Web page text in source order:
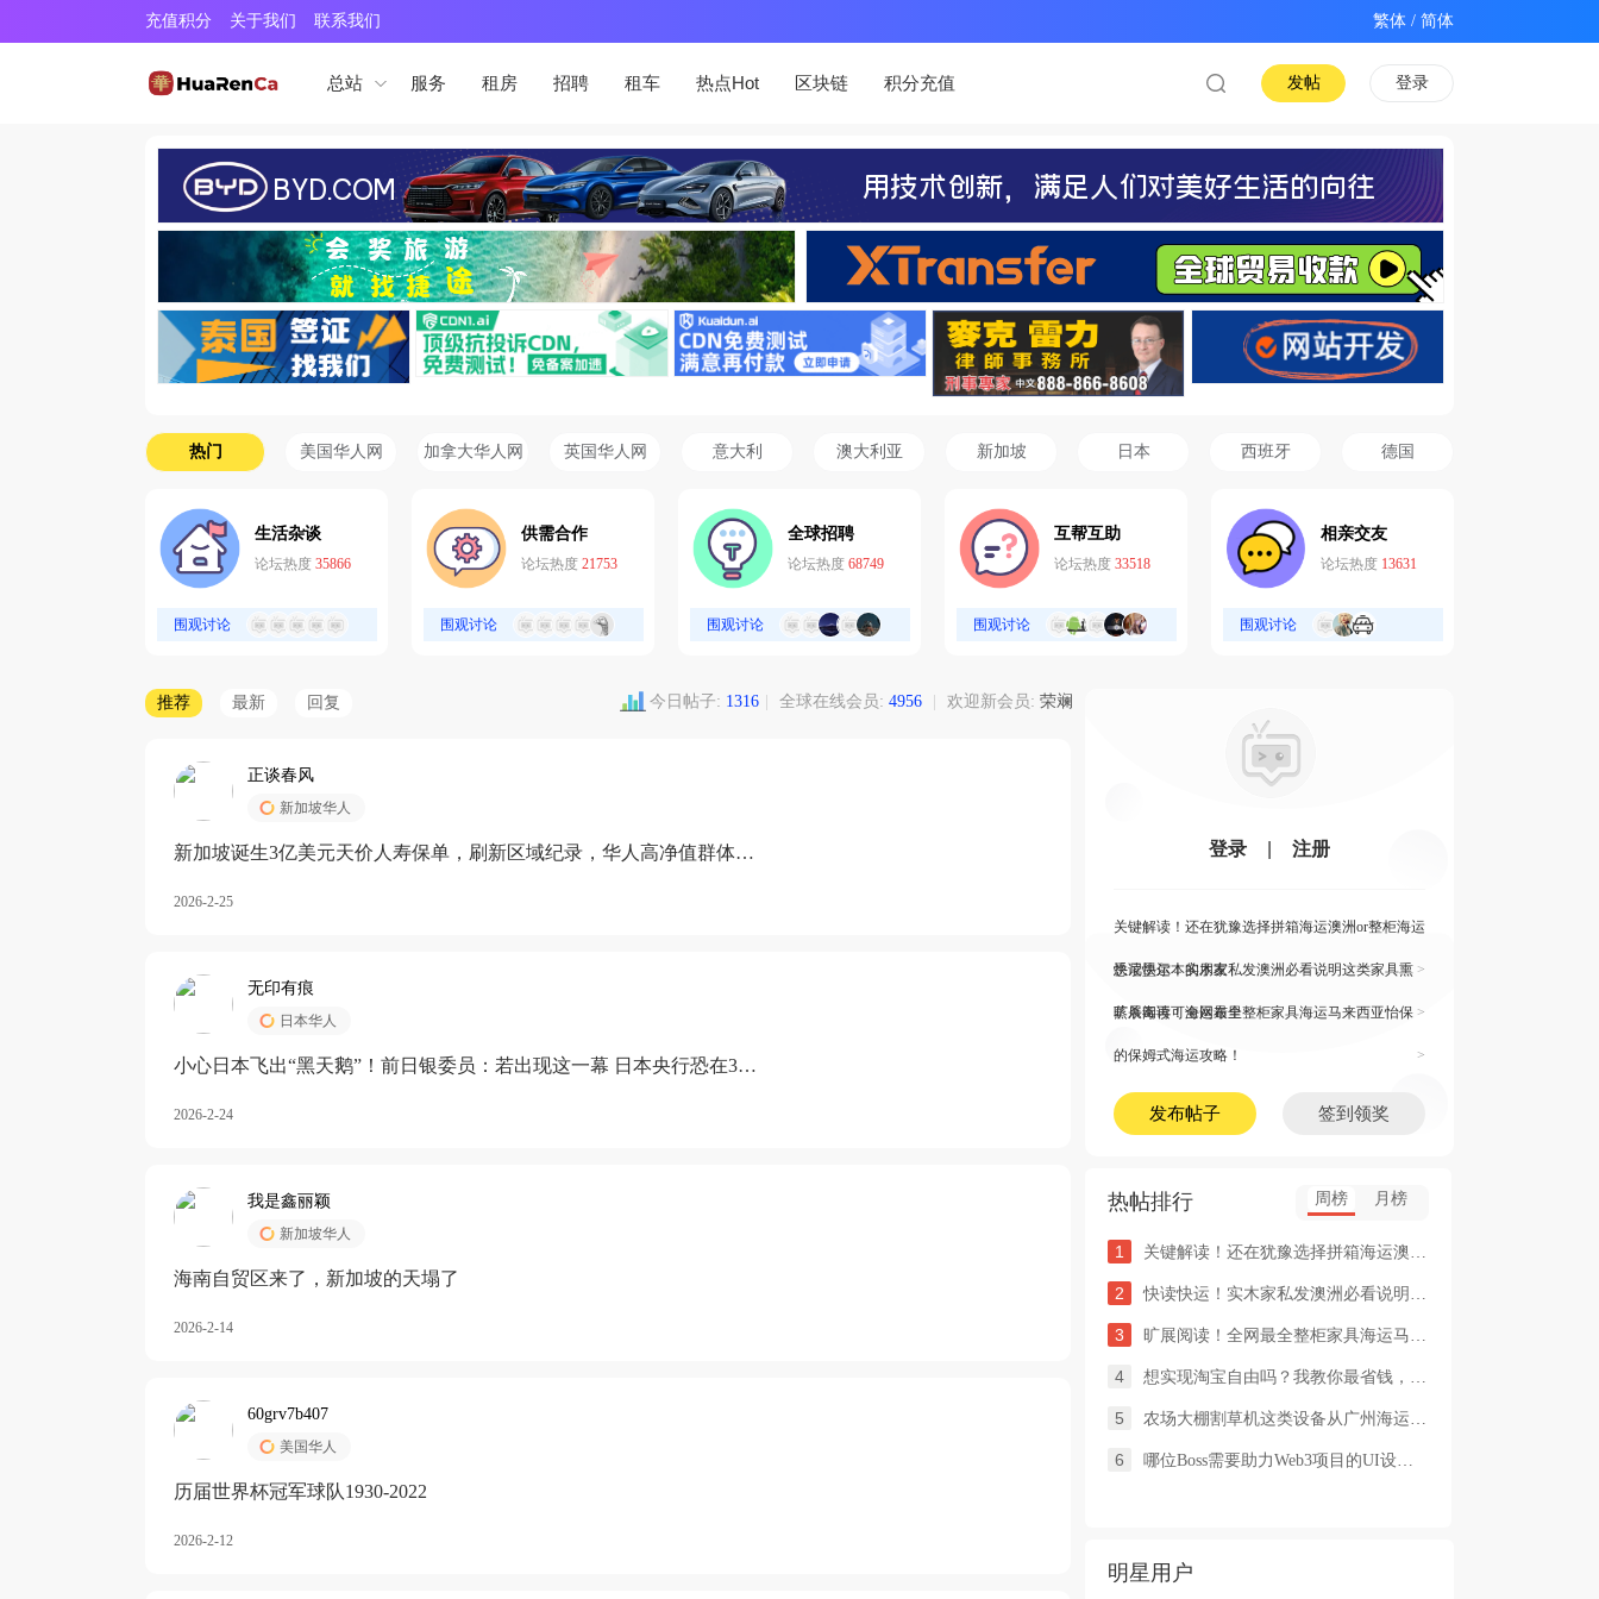
充值积分 关于我们 联系我们 /
总站 服务 租房 招聘 租车 热点Hot 区块链 积分充值 登录
发帖
热门 美国华人网 加拿大华人网 英国华人网 意大利 澳大利亚 新加坡 日本 西班牙 德国
生活杂谈
论坛热度 35866
围观讨论
供需合作
论坛热度 21753
围观讨论
全球招聘
论坛热度 68749
围观讨论
互帮互助
论坛热度 33518
围观讨论
相亲交友
论坛热度 13631
围观讨论
推荐 最新 回复 今日帖子: 1316 全球在线会员: 4956 欢迎新会员: 荣斓
正谈春风
新加坡华人
新加坡诞生3亿美元天价人寿保单，刷新区域纪录，华人高净值群体成
2026-2-25
无印有痕
日本华人
小心日本飞出“黑天鹅”！前日银委员：若出现这一幕 日本央行恐在3月
2026-2-24
我是鑫丽颖
新加坡华人
海南自贸区来了，新加坡的天塌了
2026-2-14
60grv7b407
美国华人
历届世界杯冠军球队1930-2022
2026-2-12
登录 注册
关键解读！还在犹豫选择拼箱海运澳洲or整柜海运
悉尼墨尔本的朋友 >
快读快运！实木家私发澳洲必看说明这类家具熏
蒸杀毒再可海运布里 >
旷展阅读！全网最全整柜家具海运马来西亚怡保
的保姆式海运攻略！ >
发布帖子 签到领奖
热帖排行 周榜 月榜
1 关键解读！还在犹豫选择拼箱海运澳洲or整柜海运悉尼墨尔本的朋友
2 快读快运！实木家私发澳洲必看说明这类家具熏蒸杀毒再可海运布里
3 旷展阅读！全网最全整柜家具海运马来西亚怡保的保姆式海运攻略！
4 想实现淘宝自由吗？我教你最省钱，最方便的方法
5 农场大棚割草机这类设备从广州海运到澳洲堪培拉过海关需要提供什
6 哪位Boss需要助力Web3项目的UI设计，或qian
明星用户